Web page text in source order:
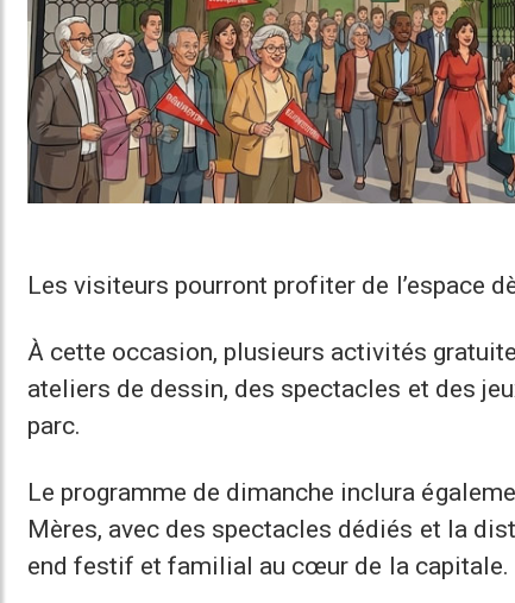
Les visiteurs pourront profiter de l’espace
À cette occasion, plusieurs activités
ateliers de dessin, des spectacles et des
parc.
Le programme de dimanche inclura
Mères, avec des spectacles dédiés et la
end festif et familial au cœur de la capitale.